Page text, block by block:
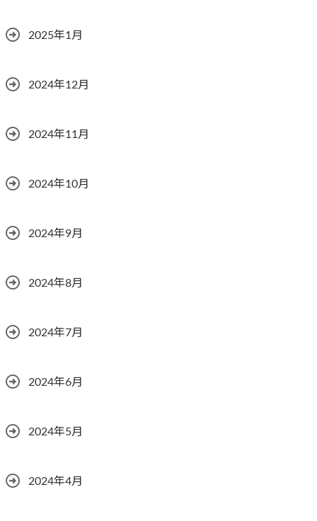
2025年1月
2024年12月
2024年11月
2024年10月
2024年9月
2024年8月
2024年7月
2024年6月
2024年5月
2024年4月